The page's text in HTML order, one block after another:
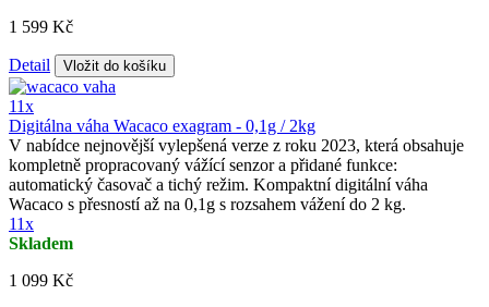
1 599 Kč
Detail Vložit do košíku
11x
Digitálna váha Wacaco exagram - 0,1g / 2kg
V nabídce nejnovější vylepšená verze z roku 2023, která obsahuje
kompletně propracovaný vážící senzor a přidané funkce:
automatický časovač a tichý režim. Kompaktní digitální váha
Wacaco s přesností až na 0,1g s rozsahem vážení do 2 kg.
11x
Skladem
1 099 Kč